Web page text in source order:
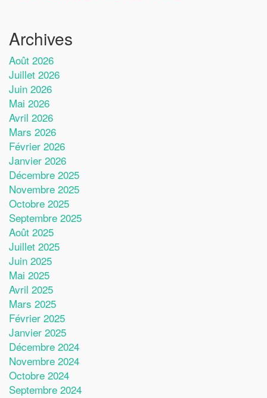
Archives
Août 2026
Juillet 2026
Juin 2026
Mai 2026
Avril 2026
Mars 2026
Février 2026
Janvier 2026
Décembre 2025
Novembre 2025
Octobre 2025
Septembre 2025
Août 2025
Juillet 2025
Juin 2025
Mai 2025
Avril 2025
Mars 2025
Février 2025
Janvier 2025
Décembre 2024
Novembre 2024
Octobre 2024
Septembre 2024